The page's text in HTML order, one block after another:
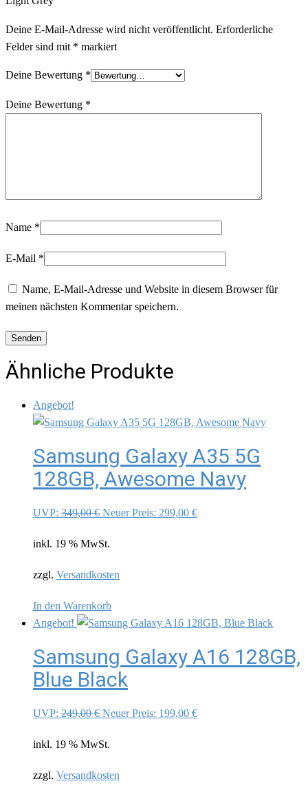
Deine E-Mail-Adresse wird nicht veröffentlicht. Erforderliche
Felder sind mit * markiert
Deine Bewertung *
Deine Bewertung *
Name *
E-Mail *
Name, E-Mail-Adresse und Website in diesem Browser für
meinen nächsten Kommentar speichern.
Ähnliche Produkte
Angebot!
Samsung Galaxy A35 5G
128GB, Awesome Navy
UVP: 349,00€ Ursprünglicher
war:
Neuer Preis: 299,00 €Aktueller
inkl. 19 % MwSt.
zzgl. Versandkosten
In den Warenkorb
Angebot!
Samsung Galaxy A16 128GB,
Blue Black
UVP: 249,00€ Ursprünglicher
war:
Neuer Preis: 199,00 €Aktueller
inkl. 19 % MwSt.
zzgl. Versandkosten